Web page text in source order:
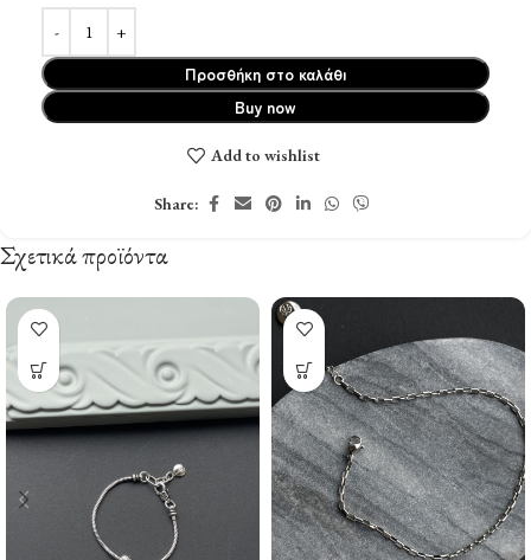
Προσθήκη στο καλάθι
Buy now
Add to wishlist
Share:
Σχετικά προϊόντα